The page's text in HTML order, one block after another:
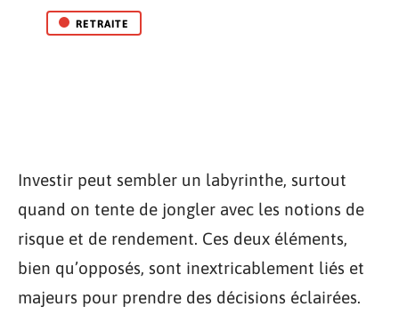
RETRAITE
Investir peut sembler un labyrinthe, surtout
quand on tente de jongler avec les notions de
risque et de rendement. Ces deux éléments,
bien qu’opposés, sont inextricablement liés et
majeurs pour prendre des décisions éclairées.